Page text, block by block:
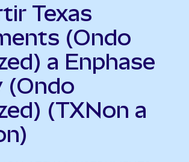
Texas
(Ondo
a Enphase
(Ondo
(TXNon a